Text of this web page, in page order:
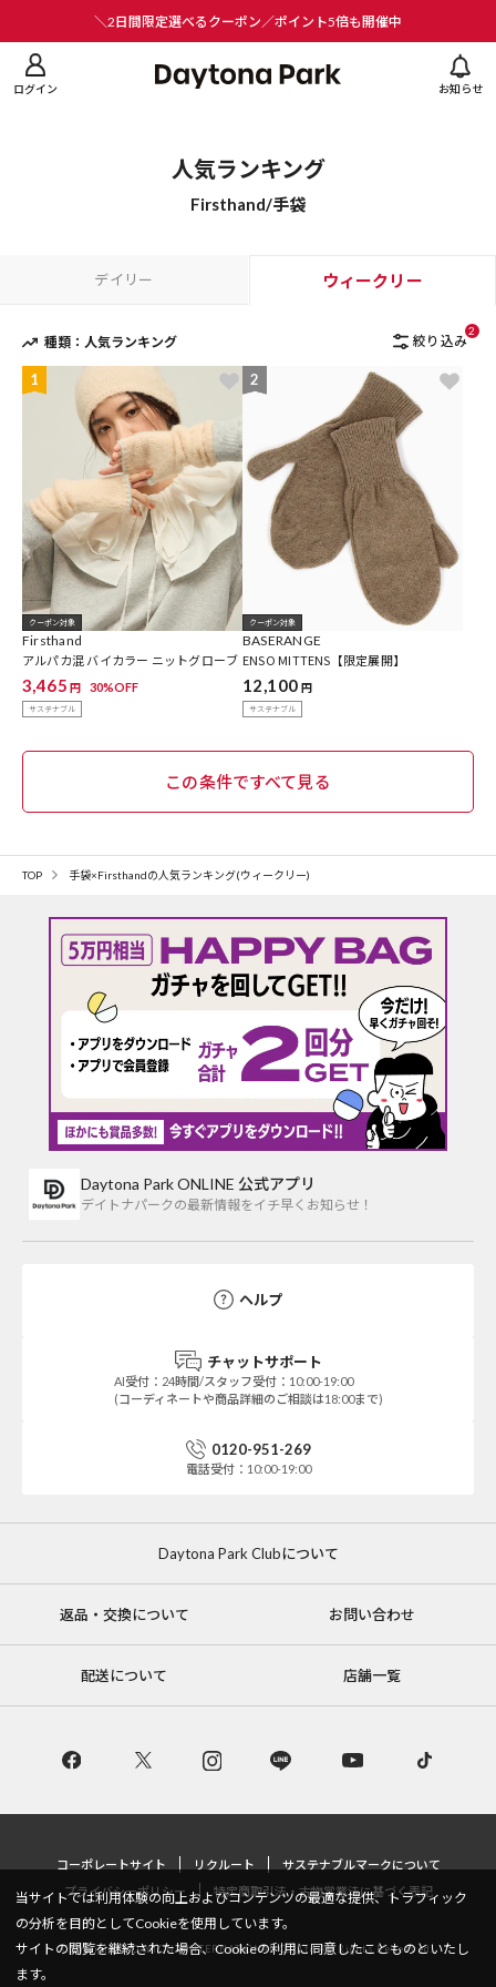
＼2日間限定選べるクーポン／ポイント5倍も開催中
ログイン お知らせ
人気ランキング
Firsthand/手袋
デイリー ウィークリー
種類：人気ランキング 絞り込み
2
1
クーポン対象
Firsthand
アルパカ混 バイカラー ニットグローブ
3,465 円 30%OFF
サステナブル
2
クーポン対象
BASERANGE
ENSO MITTENS【限定展開】
12,100 円
サステナブル
この条件ですべて見る
TOP 手袋×Firsthandの人気ランキング(ウィークリー)
Daytona Park ONLINE 公式アプリ
デイトナパークの最新情報をイチ早くお知らせ！
ヘルプ
チャットサポート
AI受付：24時間/スタッフ受付：10:00-19:00
(コーディネートや商品詳細のご相談は18:00まで)
0120-951-269
電話受付：10:00-19:00
Daytona Park Clubについて
返品・交換について お問い合わせ
配送について 店舗一覧
コーポレートサイト リクルート
サステナブルマークについて
プライバシーポリシー
特定商取引法・古物営業法に基づく表記
Copyright © DAYTONA INTERNATIONAL Co.,Ltd All Rights Reserved.
当サイトでは利用体験の向上およびコンテンツの最適な提供、トラフィック
の分析を目的としてCookieを使用しています。
サイトの閲覧を継続された場合、Cookieの利用に同意したことものといたし
ます。